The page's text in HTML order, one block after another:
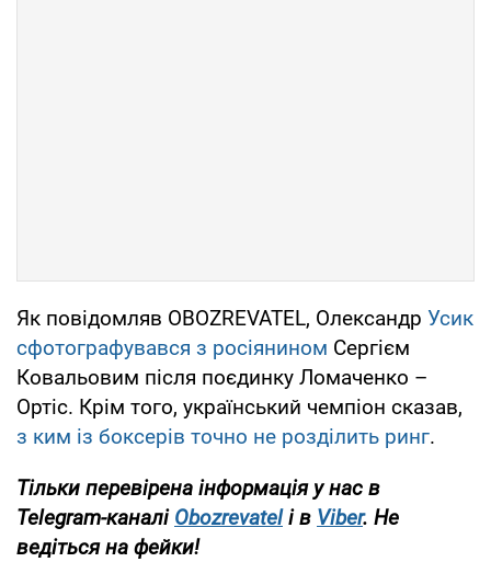
Як повідомляв OBOZREVATEL, Олександр Усик
сфотографувався з росіянином Сергієм
Ковальовим після поєдинку Ломаченко –
Ортіс. Крім того, український чемпіон сказав,
з ким із боксерів точно не розділить ринг.
Тільки перевірена інформація у нас в
Telegram-каналі Obozrevatelі в Viber. Не
ведіться на фейки!